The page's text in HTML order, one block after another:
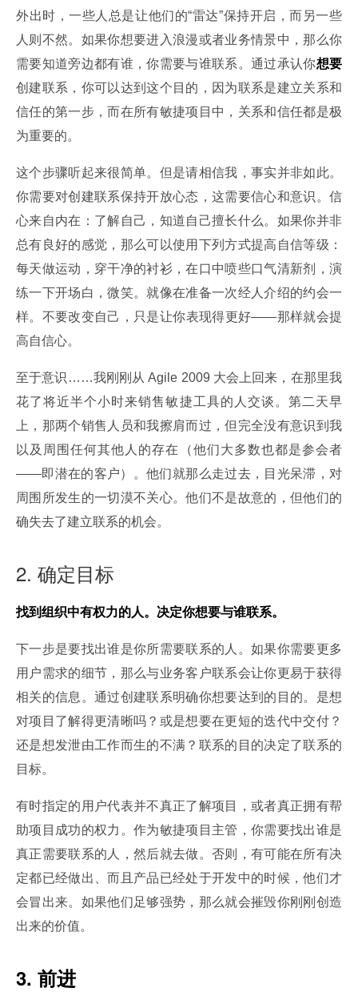
外出时，一些人总是让他们的“雷达”保持开启，而另一些
人则不然。如果你想要进入浪漫或者业务情景中，那么你
需要知道旁边都有谁，你需要与谁联系。通过承认你想要
创建联系，你可以达到这个目的，因为联系是建立关系和
信任的第一步，而在所有敏捷项目中，关系和信任都是极
为重要的。
这个步骤听起来很简单。但是请相信我，事实并非如此。
你需要对创建联系保持开放心态，这需要信心和意识。信
心来自内在：了解自己，知道自己擅长什么。如果你并非
总有良好的感觉，那么可以使用下列方式提高自信等级：
每天做运动，穿干净的衬衫，在口中喷些口气清新剂，演
练一下开场白，微笑。就像在准备一次经人介绍的约会一
样。不要改变自己，只是让你表现得更好——那样就会提
高自信心。
至于意识……我刚刚从 Agile 2009 大会上回来，在那里我
花了将近半个小时来销售敏捷工具的人交谈。第二天早
上，那两个销售人员和我擦肩而过，但完全没有意识到我
以及周围任何其他人的存在（他们大多数也都是参会者
——即潜在的客户）。他们就那么走过去，目光呆滞，对
周围所发生的一切漠不关心。他们不是故意的，但他们的
确失去了建立联系的机会。
2. 确定目标
找到组织中有权力的人。决定你想要与谁联系。
下一步是要找出谁是你所需要联系的人。如果你需要更多
用户需求的细节，那么与业务客户联系会让你更易于获得
相关的信息。通过创建联系明确你想要达到的目的。是想
对项目了解得更清晰吗？或是想要在更短的迭代中交付？
还是想发泄由工作而生的不满？联系的目的决定了联系的
目标。
有时指定的用户代表并不真正了解项目，或者真正拥有帮
助项目成功的权力。作为敏捷项目主管，你需要找出谁是
真正需要联系的人，然后就去做。否则，有可能在所有决
定都已经做出、而且产品已经处于开发中的时候，他们才
会冒出来。如果他们足够强势，那么就会摧毁你刚刚创造
出来的价值。
3. 前进